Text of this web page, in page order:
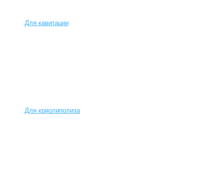
Для кавитации
Для криолиполиза